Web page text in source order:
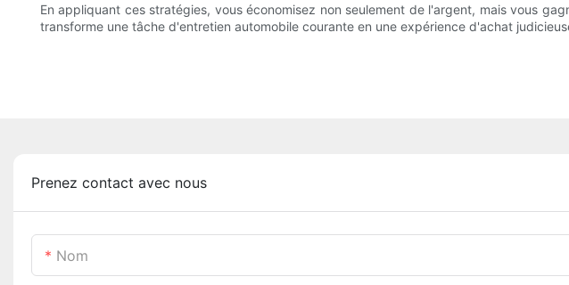
En appliquant ces stratégies, vous économisez non seulement de l'argent, mais vous
transforme une tâche d'entretien automobile courante en une expérience d'achat
Prenez contact avec nous
Nom